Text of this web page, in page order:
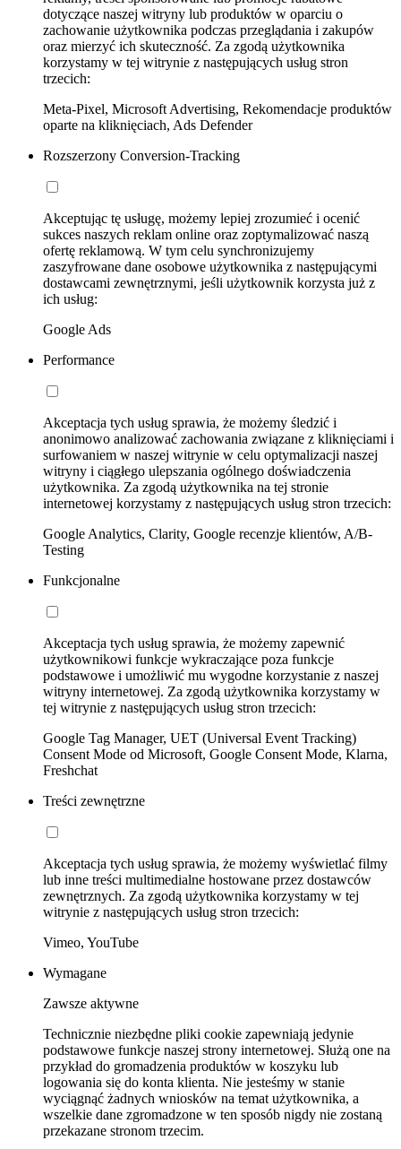
dotyczące naszej witryny lub produktów w oparciu o
zachowanie użytkownika podczas przeglądania i zakupów
oraz mierzyć ich skuteczność. Za zgodą użytkownika
korzystamy w tej witrynie z następujących usług stron
trzecich:
Meta-Pixel, Microsoft Advertising, Rekomendacje produktów
oparte na kliknięciach, Ads Defender
Rozszerzony Conversion-Tracking
Akceptując tę usługę, możemy lepiej zrozumieć i ocenić
sukces naszych reklam online oraz zoptymalizować naszą
ofertę reklamową. W tym celu synchronizujemy
zaszyfrowane dane osobowe użytkownika z następującymi
dostawcami zewnętrznymi, jeśli użytkownik korzysta już z
ich usług:
Google Ads
Performance
Akceptacja tych usług sprawia, że możemy śledzić i
anonimowo analizować zachowania związane z kliknięciami i
surfowaniem w naszej witrynie w celu optymalizacji naszej
witryny i ciągłego ulepszania ogólnego doświadczenia
użytkownika. Za zgodą użytkownika na tej stronie
internetowej korzystamy z następujących usług stron trzecich:
Google Analytics, Clarity, Google recenzje klientów, A/B-
Testing
Funkcjonalne
Akceptacja tych usług sprawia, że możemy zapewnić
użytkownikowi funkcje wykraczające poza funkcje
podstawowe i umożliwić mu wygodne korzystanie z naszej
witryny internetowej. Za zgodą użytkownika korzystamy w
tej witrynie z następujących usług stron trzecich:
Google Tag Manager, UET (Universal Event Tracking)
Consent Mode od Microsoft, Google Consent Mode, Klarna,
Freshchat
Treści zewnętrzne
Akceptacja tych usług sprawia, że możemy wyświetlać filmy
lub inne treści multimedialne hostowane przez dostawców
zewnętrznych. Za zgodą użytkownika korzystamy w tej
witrynie z następujących usług stron trzecich:
Vimeo, YouTube
Wymagane
Zawsze aktywne
Technicznie niezbędne pliki cookie zapewniają jedynie
podstawowe funkcje naszej strony internetowej. Służą one na
przykład do gromadzenia produktów w koszyku lub
logowania się do konta klienta. Nie jesteśmy w stanie
wyciągnąć żadnych wniosków na temat użytkownika, a
wszelkie dane zgromadzone w ten sposób nigdy nie zostaną
przekazane stronom trzecim.